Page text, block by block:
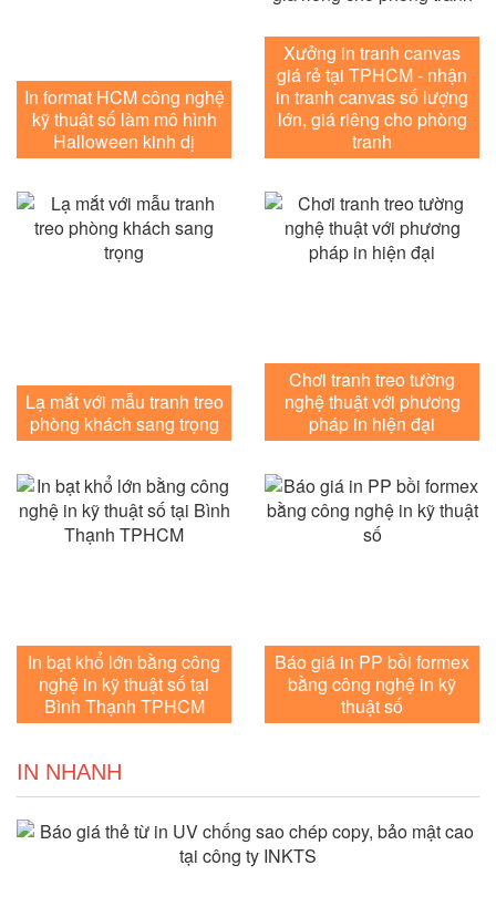
In format HCM công nghệ
kỹ thuật số làm mô hình
Halloween kinh dị
Xưởng in tranh canvas
giá rẻ tại TPHCM - nhận
in tranh canvas số lượng
lớn, giá riêng cho phòng
tranh
Lạ mắt với mẫu tranh treo
phòng khách sang trọng
Chơi tranh treo tường
nghệ thuật với phương
pháp in hiện đại
In bạt khổ lớn bằng công
nghệ in kỹ thuật số tại
Bình Thạnh TPHCM
Báo giá in PP bồi formex
bằng công nghệ in kỹ
thuật số
IN NHANH